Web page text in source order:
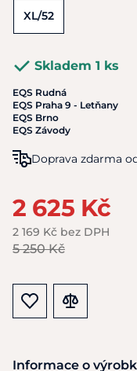
XL/52
Skladem 1 ks
EQS Rudná
EQS Praha 9 - Letňany
EQS Brno
EQS Závody
Doprava zdarma
2 625 Kč
2 169 Kč bez DPH
5 250 Kč
Informace o